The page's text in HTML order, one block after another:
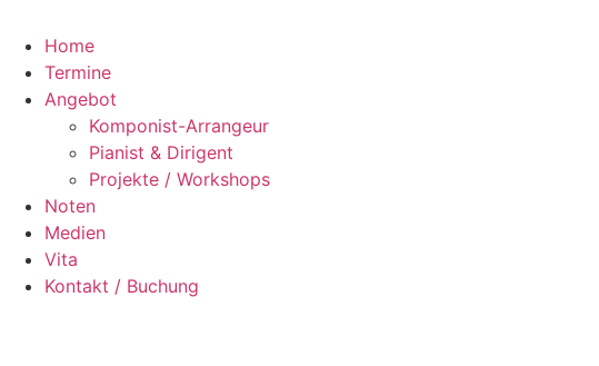
Home
Termine
Angebot
Komponist-Arrangeur
Pianist & Dirigent
Projekte / Workshops
Noten
Medien
Vita
Kontakt / Buchung